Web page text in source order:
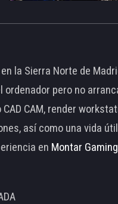
la Sierra Norte de
pero no
CAM, render
así como una vida
en Montar